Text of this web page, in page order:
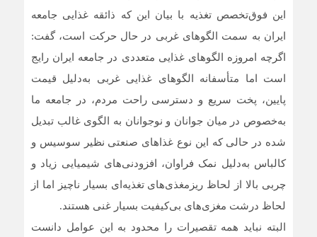
این فوق‌تخصص تغذیه با بیان این که ذائقه غذایی جامعه
ایران به سمت الگوهای غربی در حال حرکت است، گفت:
اگرچه امروزه الگوهای غذایی متعددی در جامعه ایران رایج
است اما متأسفانه الگوهای غذایی غربی به‌دلیل قیمت
پایین، پخت سریع و دسترسی راحت مردم، در جامعه ما
به‌خصوص در میان جوانان و نوجوانان به الگوی غالب تبدیل
شده در حالی که این نوع غذاهای صنعتی نظیر سوسیس و
کالباس به‌دلیل نمک فراوان، افزودنی‌های شیمیایی زیاد و
چربی بالا از لحاظ ریزمغذی‌های تغذیه‌ای بسیار ناچیز اما از
لحاظ درشت مغزی‌های بی‌کیفیت بسیار غنی هستند.
البته نباید همه تقصیرات را محدود به این عوامل دانست